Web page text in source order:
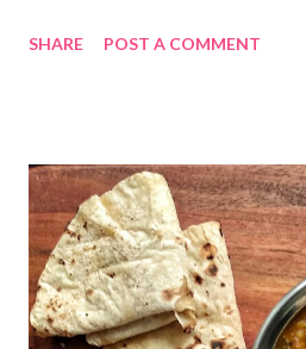
आहे, प्रत्येकजण जेवणाची आतुरतेने वाट पाहत
भाजलेल्या पोह्याची पुड ... १/२ कप * मीठ ... १
टीस्पून * तेल ... तळण्यासाठी * मूग डाळ 1 तास
हिरव्...
SHARE POST A COMMENT